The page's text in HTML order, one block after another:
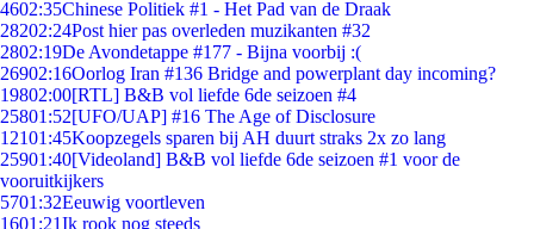
4602:35Chinese Politiek #1 - Het Pad van de Draak
28202:24Post hier pas overleden muzikanten #32
2802:19De Avondetappe #177 - Bijna voorbij :(
26902:16Oorlog Iran #136 Bridge and powerplant day incoming?
19802:00[RTL] B&B vol liefde 6de seizoen #4
25801:52[UFO/UAP] #16 The Age of Disclosure
12101:45Koopzegels sparen bij AH duurt straks 2x zo lang
25901:40[Videoland] B&B vol liefde 6de seizoen #1 voor de
vooruitkijkers
5701:32Eeuwig voortleven
1601:21Ik rook nog steeds